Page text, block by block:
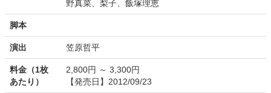
野真菜、梨子、飯塚理恵
脚本
演出 笠原哲平
料金（1枚
あたり）
2,800円 ～ 3,300円
【発売日】2012/09/23